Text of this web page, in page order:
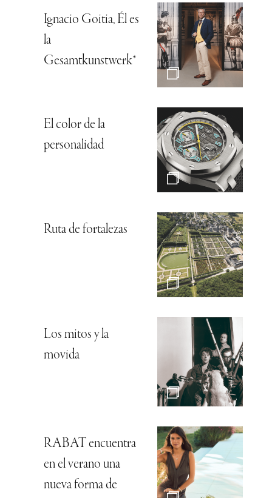
Ignacio Goitia, Él es
la
Gesamtkunstwerk*
El color de la
personalidad
Ruta de fortalezas
Los mitos y la
movida
RABAT encuentra
en el verano una
nueva forma de